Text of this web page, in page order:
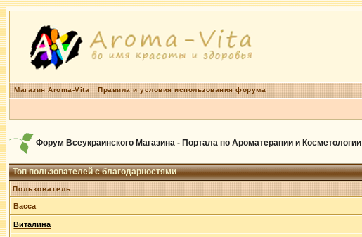
Магазин Aroma-Vita Правила и условия использования форума
Форум Всеукраинского Магазина - Портала по Ароматерапии и Косметологии
Топ пользователей с благодарностями
Пользователь
Васса
Виталина